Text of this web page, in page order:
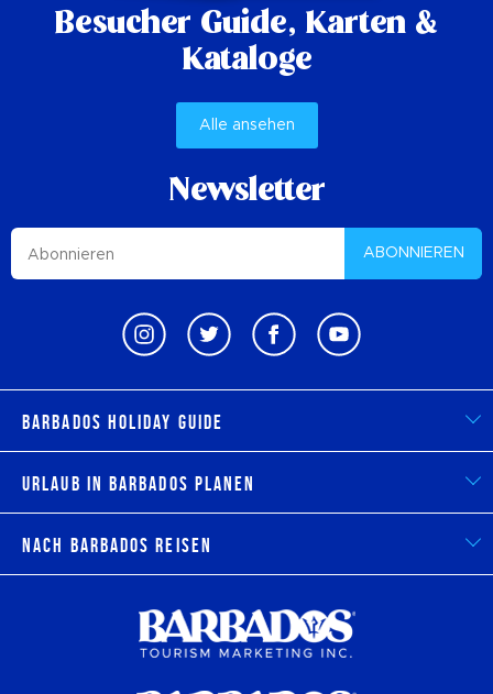
Besucher Guide, Karten &
Kataloge
Alle ansehen
Newsletter
ABONNIEREN
Barbados Holiday Guide
Urlaub in Barbados planen
Nach Barbados reisen